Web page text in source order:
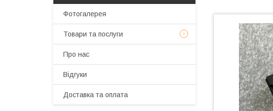
Фотогалерея
Товари та послуги
Про нас
Відгуки
Доставка та оплата